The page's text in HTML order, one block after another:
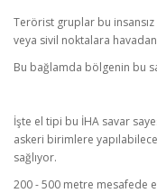
Terörist gruplar bu
veya sivil noktalara
Bu bağlamda bölgenin bu
İşte el tipi bu İHA savar
askeri birimlere
sağlıyor.
200 - 500 metre mesafede